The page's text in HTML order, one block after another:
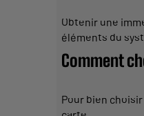
Obtenir une
éléments du
Comment
Pour bien choisir